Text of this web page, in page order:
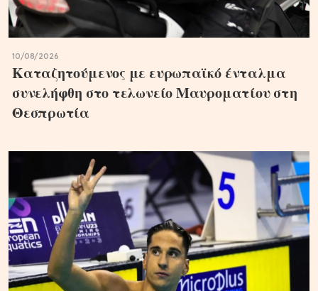
10/08/2026
Καταζητούμενος με ευρωπαϊκό ένταλμα
συνελήφθη στο τελωνείο Μαυροματίου στη
Θεσπρωτία